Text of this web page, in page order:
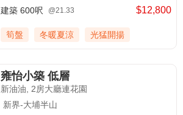
$12,800
建築 600呎 @21.33
筍盤 冬暖夏涼 光猛開揚
雍怡小築 低層
新油油, 2房大廳連花園
新界-大埔半山